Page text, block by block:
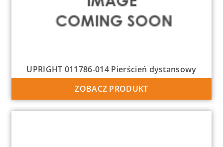
UPRIGHT 011786-014 Pierścień dystansowy
ZOBACZ PRODUKT